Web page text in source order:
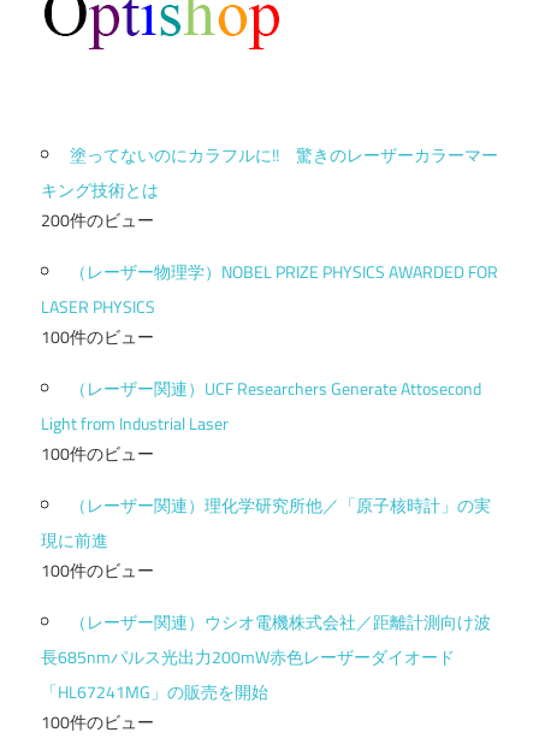
塗ってないのにカラフルに!! 驚きのレーザーカラーマー
キング技術とは
200件のビュー
（レーザー物理学）NOBEL PRIZE PHYSICS AWARDED FOR
LASER PHYSICS
100件のビュー
（レーザー関連）UCF Researchers Generate Attosecond
Light from Industrial Laser
100件のビュー
（レーザー関連）理化学研究所他／「原子核時計」の実
現に前進
100件のビュー
（レーザー関連）ウシオ電機株式会社／距離計測向け波
長685nmパルス光出力200mW赤色レーザーダイオード
「HL67241MG」の販売を開始
100件のビュー